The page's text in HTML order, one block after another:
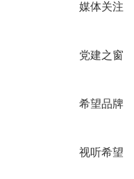
媒体关注
党建之窗
希望品牌
视听希望